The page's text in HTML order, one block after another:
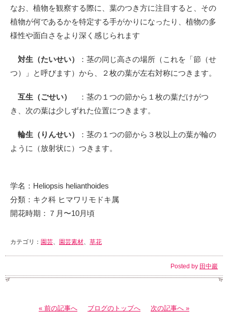
なお、植物を観察する際に、葉のつき方に注目すると、その
植物が何であるかを特定する手がかりになったり、植物の多
様性や面白さをより深く感じられます
対生（たいせい）
：茎の同じ高さの場所（これを「節（せ
つ）」と呼びます）から、２枚の葉が左右対称につきます。
互生（ごせい）
：茎の１つの節から１枚の葉だけがつ
き、次の葉は少しずれた位置につきます。
輪生（りんせい）
：茎の１つの節から３枚以上の葉が輪の
ように（放射状に）つきます。
学名：Heliopsis helianthoides
分類：キク科 ヒマワリモドキ属
開花時期：７月〜10月頃
カテゴリ： 園芸、 園芸素材、 草花
Posted by 田中巖
« 前の記事へ ブログのトップへ 次の記事へ »